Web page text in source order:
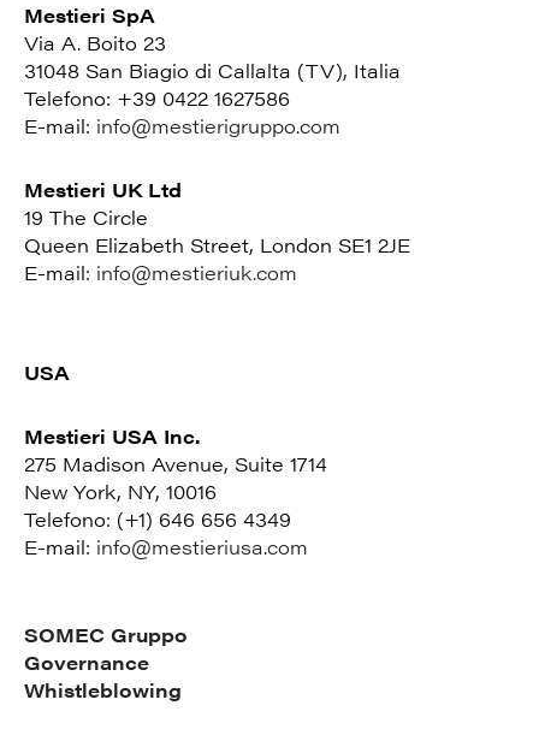
Mestieri SpA
Via A. Boito 23
31048 San Biagio di Callalta (TV), Italia
Telefono: +39 0422 1627586
E-mail: info@mestierigruppo.com
Mestieri UK Ltd
19 The Circle
Queen Elizabeth Street, London SE1 2JE
E-mail: info@mestieriuk.com
USA
Mestieri USA Inc.
275 Madison Avenue, Suite 1714
New York, NY, 10016
Telefono: (+1) 646 656 4349
E-mail: info@mestieriusa.com
SOMEC Gruppo
Governance
Whistleblowing